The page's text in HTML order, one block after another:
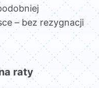
– bez rezygnacji
raty